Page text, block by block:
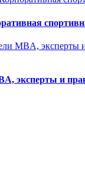
эксперты и